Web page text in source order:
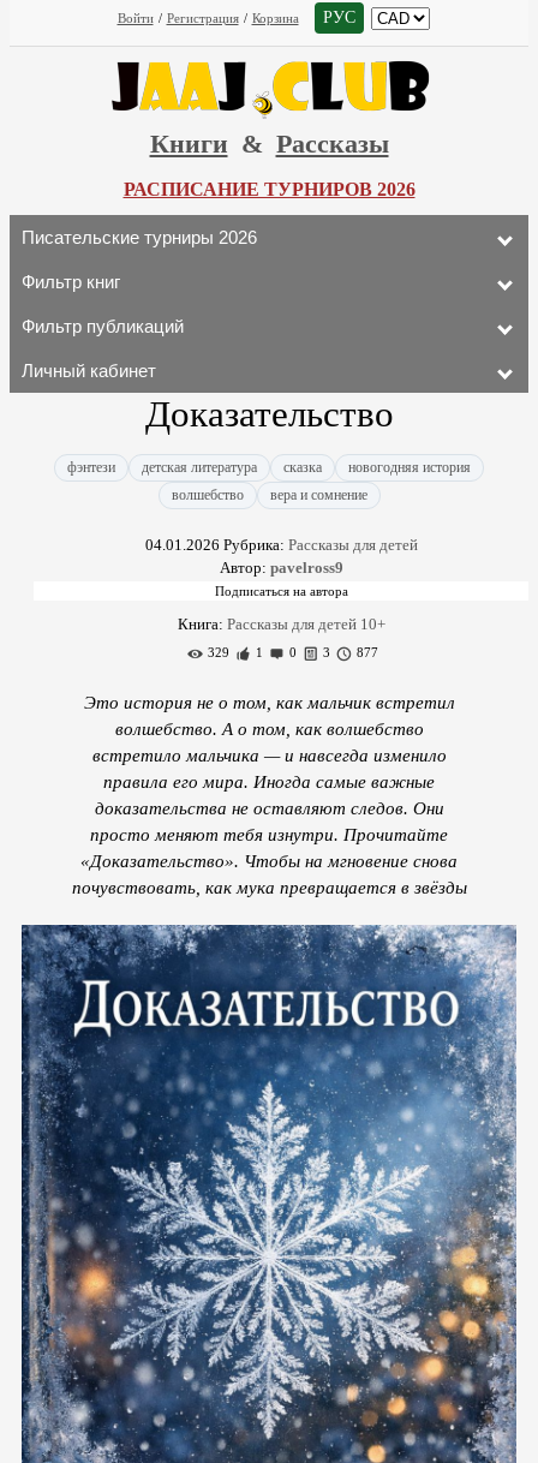
Войти / Регистрация / Корзина РУС
Книги & Рассказы
РАСПИСАНИЕ ТУРНИРОВ 2026
Писательские турниры 2026
Фильтр книг
Фильтр публикаций
Личный кабинет
Доказательство
фэнтези детская литература сказка
новогодняя история
волшебство
вера и сомнение
04.01.2026 Рубрика: Рассказы для детей
Автор: pavelross9
Книга: Рассказы для детей 10+
329 1 0 3 877
Это история не о том, как мальчик встретил
волшебство. А о том, как волшебство
встретило мальчика — и навсегда изменило
правила его мира. Иногда самые важные
доказательства не оставляют следов. Они
просто меняют тебя изнутри. Прочитайте
«Доказательство». Чтобы на мгновение снова
почувствовать, как мука превращается в звёзды